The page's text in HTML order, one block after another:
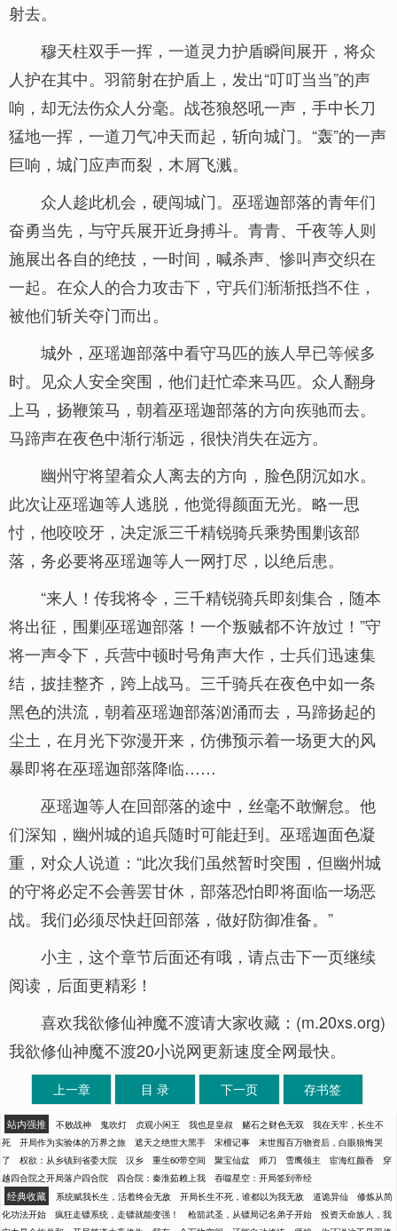
射去。
穆天柱双手一挥，一道灵力护盾瞬间展开，将众
人护在其中。羽箭射在护盾上，发出“叮叮当当”的声
响，却无法伤众人分毫。战苍狼怒吼一声，手中长刀
猛地一挥，一道刀气冲天而起，斩向城门。“轰”的一声
巨响，城门应声而裂，木屑飞溅。
众人趁此机会，硬闯城门。巫瑶迦部落的青年们
奋勇当先，与守兵展开近身搏斗。青青、千夜等人则
施展出各自的绝技，一时间，喊杀声、惨叫声交织在
一起。在众人的合力攻击下，守兵们渐渐抵挡不住，
被他们斩关夺门而出。
城外，巫瑶迦部落中看守马匹的族人早已等候多
时。见众人安全突围，他们赶忙牵来马匹。众人翻身
上马，扬鞭策马，朝着巫瑶迦部落的方向疾驰而去。
马蹄声在夜色中渐行渐远，很快消失在远方。
幽州守将望着众人离去的方向，脸色阴沉如水。
此次让巫瑶迦等人逃脱，他觉得颜面无光。略一思
忖，他咬咬牙，决定派三千精锐骑兵乘势围剿该部
落，务必要将巫瑶迦等人一网打尽，以绝后患。
“来人！传我将令，三千精锐骑兵即刻集合，随本
将出征，围剿巫瑶迦部落！一个叛贼都不许放过！”守
将一声令下，兵营中顿时号角声大作，士兵们迅速集
结，披挂整齐，跨上战马。三千骑兵在夜色中如一条
黑色的洪流，朝着巫瑶迦部落汹涌而去，马蹄扬起的
尘土，在月光下弥漫开来，仿佛预示着一场更大的风
暴即将在巫瑶迦部落降临……
巫瑶迦等人在回部落的途中，丝毫不敢懈怠。他
们深知，幽州城的追兵随时可能赶到。巫瑶迦面色凝
重，对众人说道：“此次我们虽然暂时突围，但幽州城
的守将必定不会善罢甘休，部落恐怕即将面临一场恶
战。我们必须尽快赶回部落，做好防御准备。”
小主，这个章节后面还有哦，请点击下一页继续
阅读，后面更精彩！
喜欢我欲修仙神魔不渡请大家收藏：(m.20xs.org)
我欲修仙神魔不渡20小说网更新速度全网最快。
上一章 目 录 下一页 存书签
站内强推 不败战神 鬼吹灯 贞观小闲王 我也是皇叔 赌石之财色无双
我在天牢，长生不
死
开局作为实验体的万界之旅 遮天之绝世大黑手 宋檀记事
末世囤百万物资后，白眼狼悔哭
了
权欲：从乡镇到省委大院 汉乡 重生60带空间 聚宝仙盆 师刀 雪鹰领主 宦海红颜香
穿
越四合院之开局落户四合院
四合院：秦淮茹赖上我 吞噬星空：开局签到帝经
经典收藏 系统赋我长生，活着终会无敌 开局长生不死，谁都以为我无敌 道诡异仙
修炼从简
化功法开始
疯狂走镖系统，走镖就能变强！ 枪箭武圣，从镖局记名弟子开始
投资天命族人，我